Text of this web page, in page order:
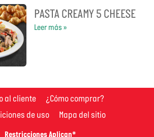
PASTA CREAMY 5 CHEESE
Leer más »
al cliente
¿Cómo comprar?
de uso
Mapa del sitio
Restricciones Aplican*